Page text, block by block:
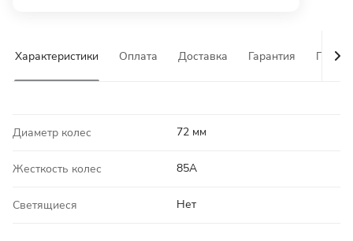
Характеристики Оплата Доставка Гарантия
Диаметр колес 72 мм
Жесткость колес 85A
Светящиеся Нет